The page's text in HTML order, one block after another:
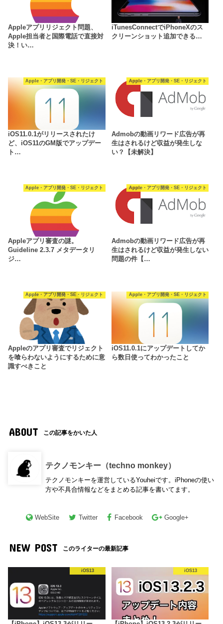
Appleアプリリジェクト問題、
Apple担当者と国際電話で直接対
決！い…
iTunesConnectでiPhoneXのス
クリーンショット追加できる…
Apple・アプリ開発・SE・リジェクト
iOS11.0.1がリリースされたけ
ど、iOS11のGM版でアップデー
ト…
Apple・アプリ開発・SE・リジェクト
Admobの動画リワード広告が再
生はされるけど収益が発生しな
い？【未解決】
Apple・アプリ開発・SE・リジェクト
Appleアプリ審査の謎。
Guideline 2.3.7 メタデータリ
ジ…
Apple・アプリ開発・SE・リジェクト
Admobの動画リワード広告が再
生はされるけど収益が発生しない
問題の件【…
Apple・アプリ開発・SE・リジェクト
Appleのアプリ審査でリジェクト
を喰らわないようにするために意
識すべきこと
Apple・アプリ開発・SE・リジェクト
iOS11.0.1にアップデートしてか
ら数日使ってわかったこと
ABOUT この記事をかいた人
テクノモンキー（techno monkey）
テクノモンキーを運営しているYouheiです。iPhoneの使い
方や不具合情報などをまとめる記事を書いてます。
WebSite Twitter Facebook Google+
NEW POST このライターの最新記事
iOS13 iOS13